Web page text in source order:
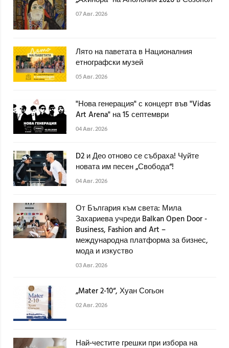
07 Авг. 2026
Лято на паветата в Националния
етнографски музей
05 Авг. 2026
"Нова генерация" с концерт във "Vidas
Art Arena" на 15 септември
04 Авг. 2026
D2 и Део отново се събраха! Чуйте
новата им песен „Свобода“!
04 Авг. 2026
От България към света: Мила
Захариева учреди Balkan Open Door -
Business, Fashion and Art –
международна платформа за бизнес,
мода и изкуство
03 Авг. 2026
„Mater 2-10“, Хуан Согьон
02 Авг. 2026
Най-честите грешки при избора на